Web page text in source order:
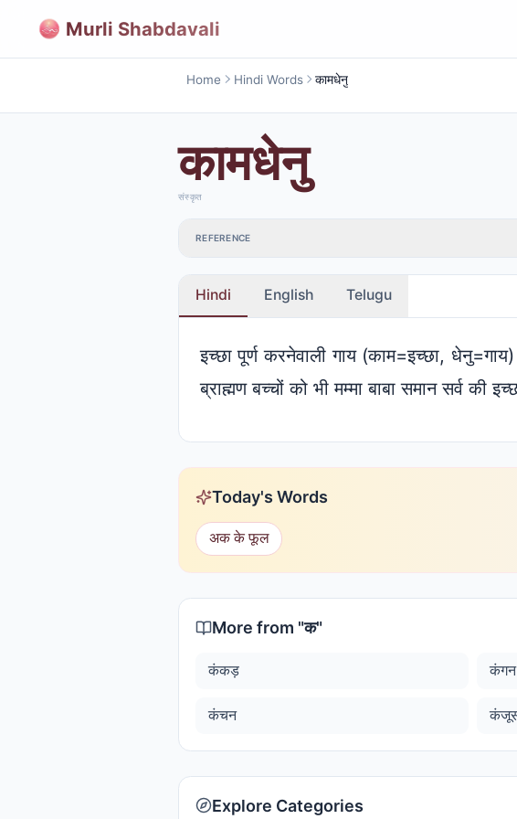
Murli Shabdavali
Home Hindi Words कामधेनु
कामधेनु
संस्कृत
REFERENCE
Hindi English Telugu
इच्छा पूर्ण करनेवाली गाय (काम=इच्छा,
ब्राह्मण बच्चों को भी मम्मा बाबा समान सर्व की
Today's Words
अक के फूल
More from "क"
कंकड़ कंगन
कंचन
Explore Categories